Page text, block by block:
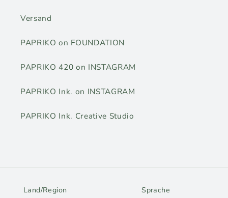
Versand
PAPRIKO on FOUNDATION
PAPRIKO 420 on INSTAGRAM
PAPRIKO Ink. on INSTAGRAM
PAPRIKO Ink. Creative Studio
Land/Region Sprache